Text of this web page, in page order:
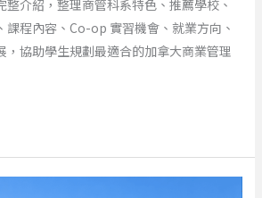
整介紹，整理商管科系特色、推薦學校、
課程內容、Co-op 實習機會、就業方向、
，協助學生規劃最適合的加拿大商業管理